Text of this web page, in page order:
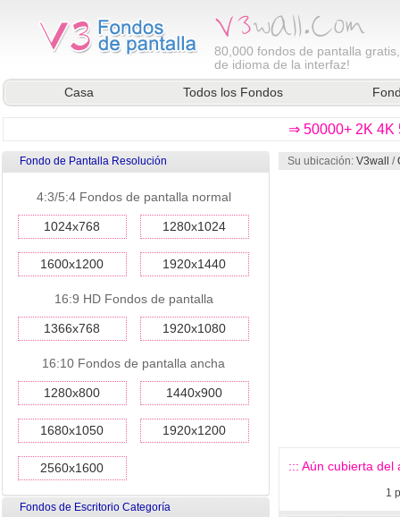
80,000 fondos de pantalla
de idioma de la interfaz!
Casa
Todos los Fondos
⇒ 50000+ 2K 4K
Fondo de Pantalla Resolución
4:3/5:4 Fondos de pantalla normal
1024x768 1280x1024
1600x1200 1920x1440
16:9 HD Fondos de pantalla
1366x768 1920x1080
16:10 Fondos de pantalla ancha
1280x800 1440x900
1680x1050 1920x1200
2560x1600
Fondos de Escritorio Categoría
Su ubicación: V3wall /
::: Aún cubierta del
1